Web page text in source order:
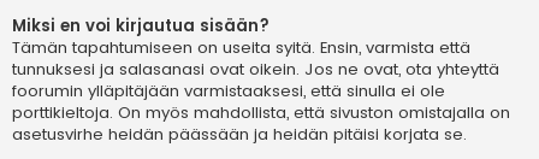
Miksi en voi kirjautua sisään?
Tämän tapahtumiseen on useita syitä. Ensin, varmista että
tunnuksesi ja salasanasi ovat oikein. Jos ne ovat, ota yhteyttä
foorumin ylläpitäjään varmistaaksesi, että sinulla ei ole
porttikieltoja. On myös mahdollista, että sivuston omistajalla on
asetusvirhe heidän päässään ja heidän pitäisi korjata se.